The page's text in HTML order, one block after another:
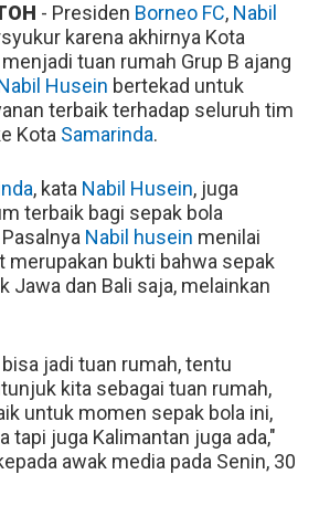
- Presiden Borneo FC, Nabil
karena akhirnya Kota
tuan rumah Grup B ajang
Husein bertekad untuk
terbaik terhadap seluruh tim
Kota Samarinda.
, kata Nabil Husein, juga
terbaik bagi sepak bola
Nabil husein menilai
merupakan bukti bahwa sepak
Jawa dan Bali saja, melainkan
jadi tuan rumah, tentu
kita sebagai tuan rumah,
untuk momen sepak bola ini,
tapi juga Kalimantan juga ada,"
awak media pada Senin, 30